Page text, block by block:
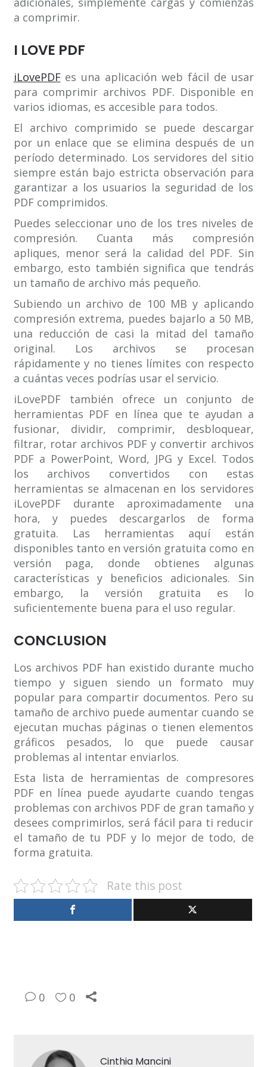
a comprimir.
I LOVE PDF
iLovePDFes una aplicación web fácil de usar
para comprimir archivos PDF. Disponible en
varios idiomas, es accesible para todos.
El archivo comprimido se puede descargar
por un enlace que se elimina después de un
período determinado. Los servidores del sitio
siempre están bajo estricta observación para
garantizar a los usuarios la seguridad de los
PDF comprimidos.
Puedes seleccionar uno de los tres niveles de
compresión. Cuanta más compresión
apliques, menor será la calidad del PDF. Sin
embargo, esto también significa que tendrás
un tamaño de archivo más pequeño.
Subiendo un archivo de 100 MB y aplicando
compresión extrema, puedes bajarlo a 50 MB,
una reducción de casi la mitad del tamaño
original. Los archivos se procesan
rápidamente y no tienes límites con respecto
a cuántas veces podrías usar el servicio.
iLovePDF también ofrece un conjunto de
herramientas PDF en línea que te ayudan a
fusionar, dividir, comprimir, desbloquear,
filtrar, rotar archivos PDF y convertir archivos
PDF a PowerPoint, Word, JPG y Excel. Todos
los archivos convertidos con estas
herramientas se almacenan en los servidores
iLovePDF durante aproximadamente una
hora, y puedes descargarlos de forma
gratuita. Las herramientas aquí están
disponibles tanto en versión gratuita como en
versión paga, donde obtienes algunas
características y beneficios adicionales. Sin
embargo, la versión gratuita es lo
suficientemente buena para el uso regular.
CONCLUSION
Los archivos PDF han existido durante mucho
tiempo y siguen siendo un formato muy
popular para compartir documentos. Pero su
tamaño de archivo puede aumentar cuando se
ejecutan muchas páginas o tienen elementos
gráficos pesados, lo que puede causar
problemas al intentar enviarlos.
Esta lista de herramientas de compresores
PDF en línea puede ayudarte cuando tengas
problemas con archivos PDF de gran tamaño y
desees comprimirlos, será fácil para ti reducir
el tamaño de tu PDF y lo mejor de todo, de
forma gratuita.
Rate this post
0 0
Cinthia Mancini